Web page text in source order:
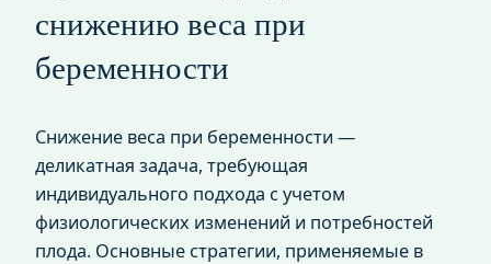
снижению веса при
беременности
Снижение веса при беременности —
деликатная задача, требующая
индивидуального подхода с учетом
физиологических изменений и потребностей
плода. Основные стратегии, применяемые в